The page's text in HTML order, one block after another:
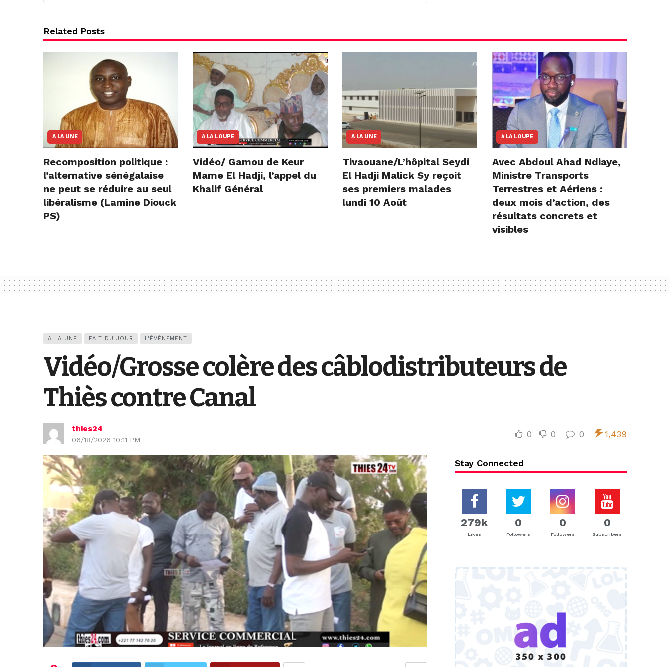
Related Posts
A LA UNE
Recomposition politique :
l’alternative sénégalaise
ne peut se réduire au seul
libéralisme (Lamine Diouck
PS)
A LA LOUPE
Vidéo/ Gamou de Keur
Mame El Hadji, l’appel du
Khalif Général
A LA UNE
Tivaouane/L’hôpital Seydi
El Hadji Malick Sy reçoit
ses premiers malades
lundi 10 Août
A LA LOUPE
Avec Abdoul Ahad Ndiaye,
Ministre Transports
Terrestres et Aériens :
deux mois d’action, des
résultats concrets et
visibles
A LA UNE FAIT DU JOUR L'ÉVÉNEMENT
Vidéo/Grosse colère des câblodistributeurs de
Thiès contre Canal
thies24
06/18/2026 10:11 PM
0 0 0 1,439
Stay Connected
279k
Likes
0
Followers
0
Followers
0
Subscribers